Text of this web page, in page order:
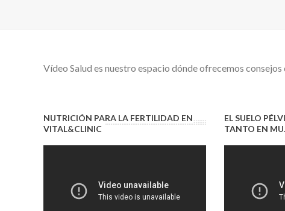
Vídeo Salud es nuestro espacio dónde ofrecemos
NUTRICIÓN PARA LA FERTILIDAD EN
VITAL&CLINIC
EL SUELO
TANTO EN